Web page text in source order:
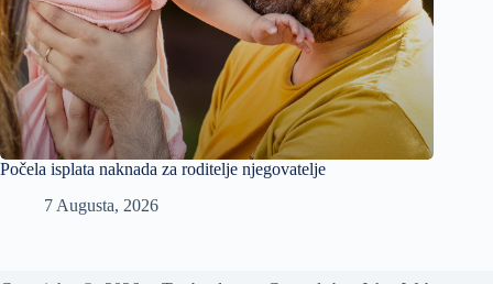
Počela isplata naknada za roditelje njegovatelje
7 Augusta, 2026